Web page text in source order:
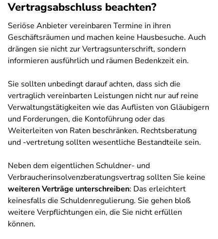
Vertragsabschluss beachten?
Seriöse Anbieter vereinbaren Termine in ihren
Geschäftsräumen und machen keine Hausbesuche. Auch
drängen sie nicht zur Vertragsunterschrift, sondern
informieren ausführlich und räumen Bedenkzeit ein.
Sie sollten unbedingt darauf achten, dass sich die
vertraglich vereinbarten Leistungen nicht nur auf reine
Verwaltungstätigkeiten wie das Auflisten von Gläubigern
und Forderungen, die Kontoführung oder das
Weiterleiten von Raten beschränken. Rechtsberatung
und -vertretung sollten wesentliche Bestandteile sein.
Neben dem eigentlichen Schuldner- und
Verbraucherinsolvenzberatungsvertrag sollten Sie keine
weiteren Verträge unterschreiben: Das erleichtert
keinesfalls die Schuldenregulierung. Sie gehen bloß
weitere Verpflichtungen ein, die Sie nicht erfüllen
können.